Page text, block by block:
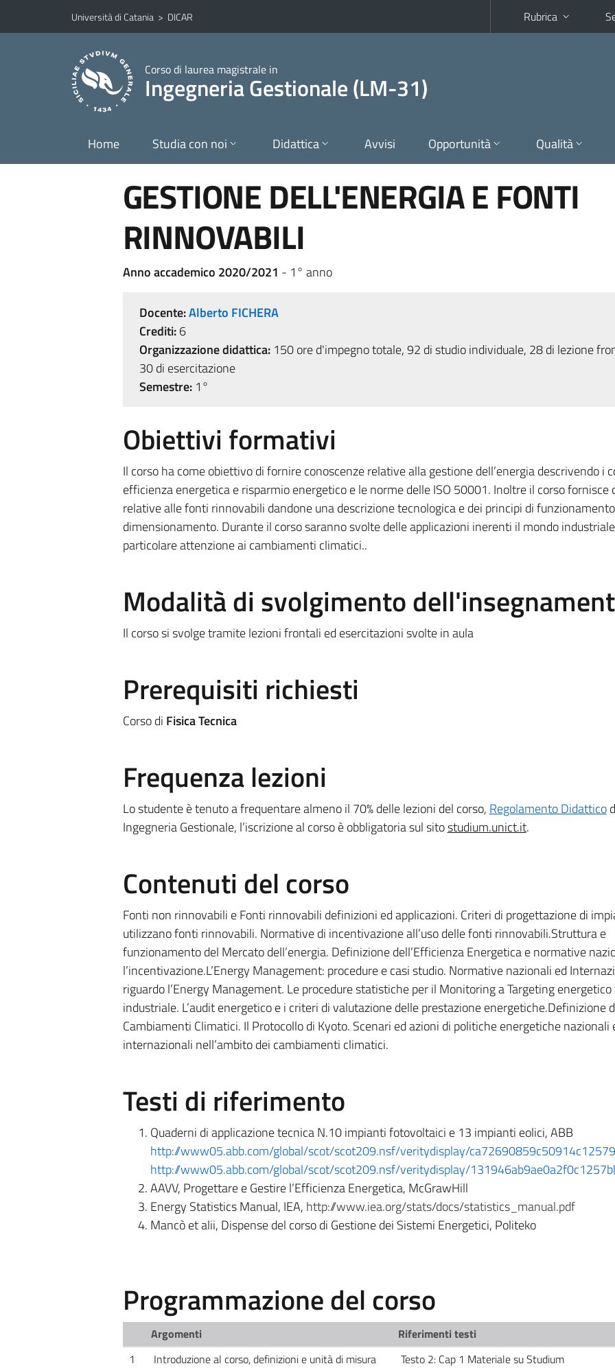
Vai al contenuto principale
Vai al menu di navigazione
Università di Catania > DICAR Rubrica
Corso di laurea magistrale in
Ingegneria Gestionale (LM-31)
Home Studia con noi Didattica Avvisi Opportunità Qualità
GESTIONE DELL'ENERGIA E FONTI
RINNOVABILI
Anno accademico 2020/2021 - 1° anno
Docente:Alberto FICHERA
Crediti:6
Organizzazione didattica:150 ore d'impegno totale, 92 di studio individuale, 28 di lezione
30 di esercitazione
Semestre:1°
Obiettivi formativi
Il corso ha come obiettivo di fornire conoscenze relative alla gestione dell’energia descrivendo i
efficienza energetica e risparmio energetico e le norme delle ISO 50001. Inoltre il corso fornisce
relative alle fonti rinnovabili dandone una descrizione tecnologica e dei principi di
dimensionamento. Durante il corso saranno svolte delle applicazioni inerenti il mondo
particolare attenzione ai cambiamenti climatici..
Modalità di svolgimento
Il corso si svolge tramite lezioni frontali ed esercitazioni svolte in aula
Prerequisiti richiesti
Corso di Fisica Tecnica
Frequenza lezioni
Lo studente è tenuto a frequentare almeno il 70% delle lezioni del corso, Regolamento Didattico
Ingegneria Gestionale, l’iscrizione al corso è obbligatoria sul sitostudium.unict.it.
Contenuti del corso
Fonti non rinnovabili e Fonti rinnovabili definizioni ed applicazioni. Criteri di progettazione di
utilizzano fonti rinnovabili. Normative di incentivazione all’uso delle fonti rinnovabili.Struttura e
funzionamento del Mercato dell’energia. Definizione dell’Efficienza Energetica e normative
l’incentivazione.L’Energy Management: procedure e casi studio. Normative nazionali ed
riguardo l’Energy Management. Le procedure statistiche per il Monitoring a Targeting energetico
industriale. L’audit energetico e i criteri di valutazione delle prestazione energetiche.Definizione
Cambiamenti Climatici. Il Protocollo di Kyoto. Scenari ed azioni di politiche energetiche nazionali
internazionali nell’ambito dei cambiamenti climatici.
Testi di riferimento
Quaderni di applicazione tecnica N.10 impianti fotovoltaici e 13 impianti eolici, ABB
http://www05.abb.com/global/scot/scot209.nsf/veritydisplay/
http://www05.abb.com/global/scot/scot209.nsf/veritydisplay/
AAVV, Progettare e Gestire l’Efficienza Energetica, McGrawHill
Energy Statistics Manual, IEA, http://www.iea.org/stats/docs/statistics_manual.pdf
Mancò et alii, Dispense del corso di Gestione dei Sistemi Energetici, Politeko
Programmazione del corso
Argomenti
Riferimenti testi
1
Introduzione al corso, definizioni e unità di misura
Testo 2: Cap 1 Materiale su Studium